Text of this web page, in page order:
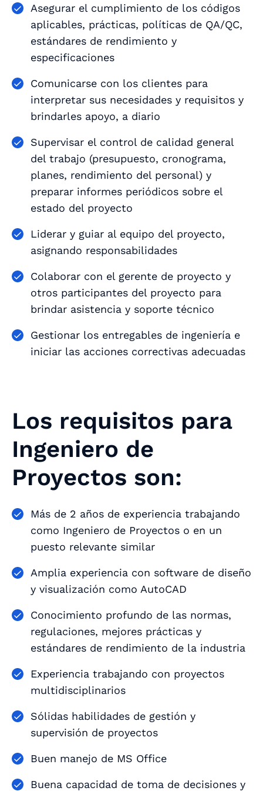
Asegurar el cumplimiento de los códigos
aplicables, prácticas, políticas de QA/QC,
estándares de rendimiento y
especificaciones
Comunicarse con los clientes para
interpretar sus necesidades y requisitos y
brindarles apoyo, a diario
Supervisar el control de calidad general
del trabajo (presupuesto, cronograma,
planes, rendimiento del personal) y
preparar informes periódicos sobre el
estado del proyecto
Liderar y guiar al equipo del proyecto,
asignando responsabilidades
Colaborar con el gerente de proyecto y
otros participantes del proyecto para
brindar asistencia y soporte técnico
Gestionar los entregables de ingeniería e
iniciar las acciones correctivas adecuadas
Los requisitos para
Ingeniero de
Proyectos son:
Más de 2 años de experiencia trabajando
como Ingeniero de Proyectos o en un
puesto relevante similar
Amplia experiencia con software de diseño
y visualización como AutoCAD
Conocimiento profundo de las normas,
regulaciones, mejores prácticas y
estándares de rendimiento de la industria
Experiencia trabajando con proyectos
multidisciplinarios
Sólidas habilidades de gestión y
supervisión de proyectos
Buen manejo de MS Office
Buena capacidad de toma de decisiones y